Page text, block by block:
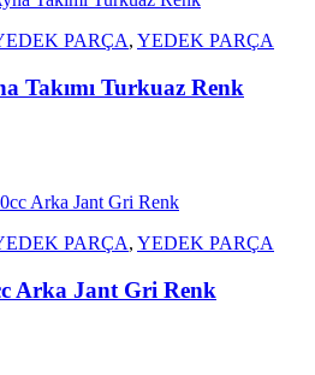
PARÇA, YEDEK PARÇA
Takımı Turkuaz Renk
PARÇA, YEDEK PARÇA
Arka Jant Gri Renk